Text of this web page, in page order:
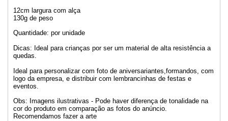
12cm largura com alça
130g de peso
Quantidade: por unidade
Dicas: Ideal para crianças por ser um material de alta resistência a
quedas.
Ideal para personalizar com foto de aniversariantes,formandos, com
logo da empresa, e distribuir com lembrancinhas de festas e
eventos.
Obs: Imagens ilustrativas - Pode haver diferença de tonalidade na
cor do produto em comparação as fotos do anúncio.
Recomendamos fazer a arte